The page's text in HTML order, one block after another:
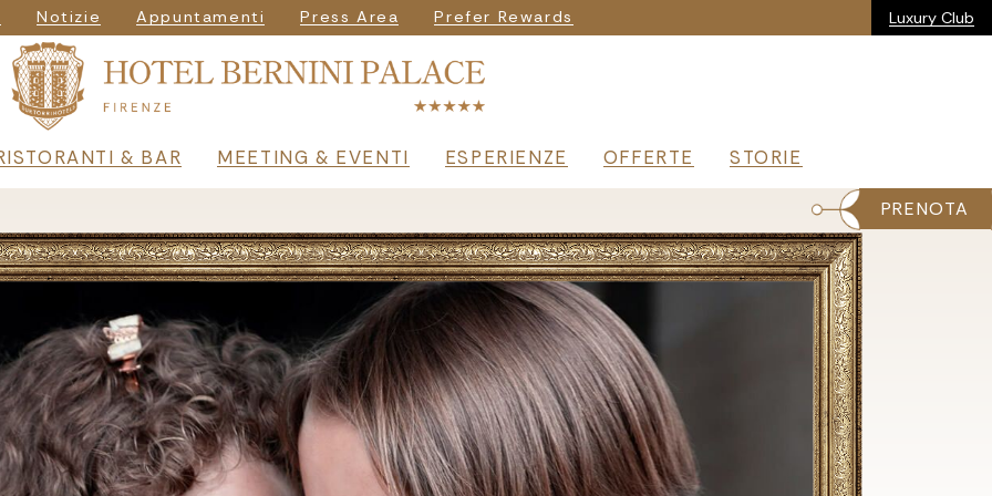
secondaria
Notizie Appuntamenti Press Area Prefer Rewards Luxury Club
& BAR MEETING & EVENTI ESPERIENZE OFFERTE STORIE
PRENOTA